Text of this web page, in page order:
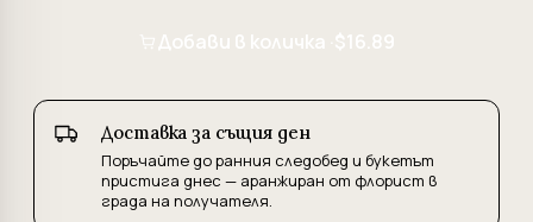
Добави в количка · $16.89
Доставка за същия ден
Поръчайте до ранния следобед и букетът
пристига днес — аранжиран от флорист в
града на получателя.